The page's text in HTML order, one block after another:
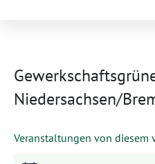
Niedersachsen/
Veranstaltungen von diesem